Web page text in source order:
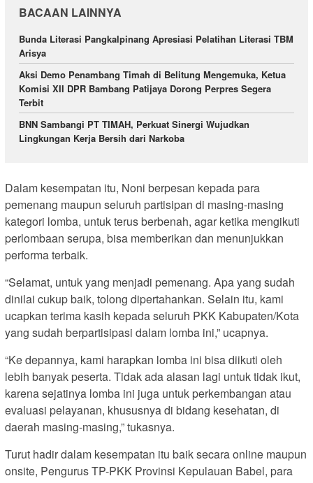
BACAAN LAINNYA
Bunda Literasi Pangkalpinang Apresiasi Pelatihan Literasi TBM
Arisya
Aksi Demo Penambang Timah di Belitung Mengemuka, Ketua
Komisi XII DPR Bambang Patijaya Dorong Perpres Segera
Terbit
BNN Sambangi PT TIMAH, Perkuat Sinergi Wujudkan
Lingkungan Kerja Bersih dari Narkoba
Dalam kesempatan itu, Noni berpesan kepada para
pemenang maupun seluruh partisipan di masing-masing
kategori lomba, untuk terus berbenah, agar ketika mengikuti
perlombaan serupa, bisa memberikan dan menunjukkan
performa terbaik.
“Selamat, untuk yang menjadi pemenang. Apa yang sudah
dinilai cukup baik, tolong dipertahankan. Selain itu, kami
ucapkan terima kasih kepada seluruh PKK Kabupaten/Kota
yang sudah berpartisipasi dalam lomba ini,” ucapnya.
“Ke depannya, kami harapkan lomba ini bisa diikuti oleh
lebih banyak peserta. Tidak ada alasan lagi untuk tidak ikut,
karena sejatinya lomba ini juga untuk perkembangan atau
evaluasi pelayanan, khususnya di bidang kesehatan, di
daerah masing-masing,” tukasnya.
Turut hadir dalam kesempatan itu baik secara online maupun
onsite, Pengurus TP-PKK Provinsi Kepulauan Babel, para